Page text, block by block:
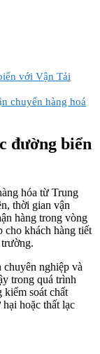
với Vận Tải
chuyển hàng hoá
đường biển
hóa từ Trung
thời gian vận
hàng trong vòng
khách hàng tiết
nghiệp và
trong quá trình
kiểm soát chất
hoặc thất lạc